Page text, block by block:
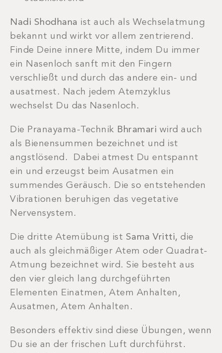
Nadi Shodhana ist auch als Wechselatmung
bekannt und wirkt vor allem zentrierend.
Finde Deine innere Mitte, indem Du immer
ein Nasenloch sanft mit den Fingern
verschließt und durch das andere ein- und
ausatmest. Nach jedem Atemzyklus
wechselst Du das Nasenloch.
Die Pranayama-Technik Bhramari wird auch
als Bienensummen bezeichnet und ist
angstlösend. Dabei atmest Du entspannt
ein und erzeugst beim Ausatmen ein
summendes Geräusch. Die so entstehenden
Vibrationen beruhigen das vegetative
Nervensystem.
Die dritte Atemübung ist Sama Vritti, die
auch als gleichmäßiger Atem oder Quadrat-
Atmung bezeichnet wird. Sie besteht aus
den vier gleich lang durchgeführten
Elementen Einatmen, Atem Anhalten,
Ausatmen, Atem Anhalten.
Besonders effektiv sind diese Übungen, wenn
Du sie an der frischen Luft durchführst.